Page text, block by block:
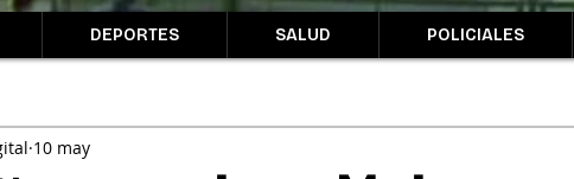
DEPORTES SALUD POLICIALES
10 may